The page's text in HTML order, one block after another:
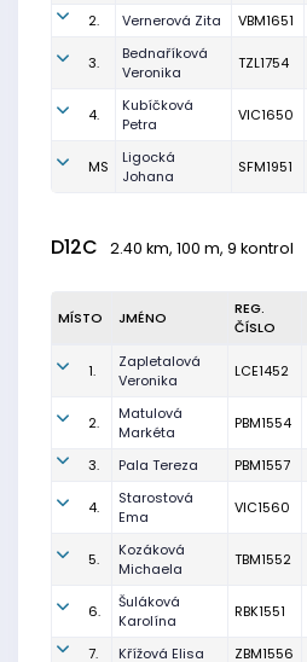
2. Vernerová Zita VBM1651
3.
Bednaříková
Veronika
TZL1754
4.
Kubíčková
Petra
VIC1650
MS
Ligocká
Johana
SFM1951
D12C 2.40 km, 100 m, 9 kontrol
MÍSTO JMÉNO
REG.
ČÍSLO
1.
Zapletalová
Veronika
LCE1452
2.
Matulová
Markéta
PBM1554
3. Pala Tereza PBM1557
4.
Starostová
Ema
VIC1560
5.
Kozáková
Michaela
TBM1552
6.
Šuláková
Karolína
RBK1551
7. Křížová Elisa ZBM1556